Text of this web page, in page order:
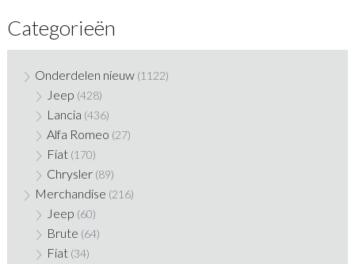
Categorieën
Onderdelen nieuw (1122)
Jeep (428)
Lancia (436)
Alfa Romeo (27)
Fiat (170)
Chrysler (89)
Merchandise (216)
Jeep (60)
Brute (64)
Fiat (34)